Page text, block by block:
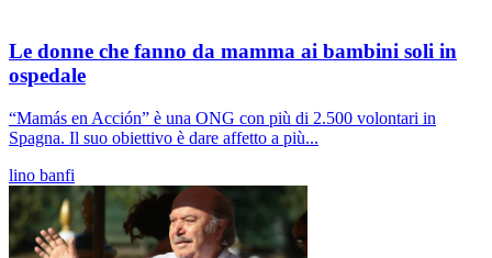
Le donne che fanno da mamma ai bambini soli in
ospedale
“Mamás en Acción” è una ONG con più di 2.500 volontari in
Spagna. Il suo obiettivo è dare affetto a più...
lino banfi